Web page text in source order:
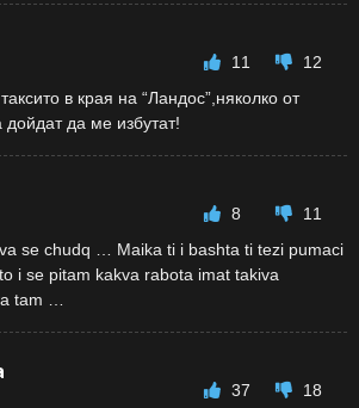
11
12
в края на “Ландос”,няколко от
да ме избутат!
8
11
se chudq … Maika ti i bashta ti tezi pumaci
i se pitam kakva rabota imat takiva
tam …
37
18